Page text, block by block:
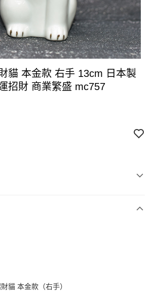
貓 本金款 右手 13cm 日本製
招財 商業繁盛 mc757
台北富邦商業銀行
貓 本金款（右手）